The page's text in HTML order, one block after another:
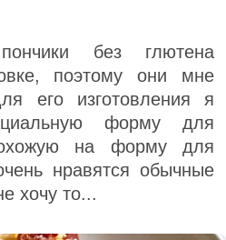
без глютена
поэтому они мне
его изготовления я
форму для
на форму для
нравятся обычные
хочу то...